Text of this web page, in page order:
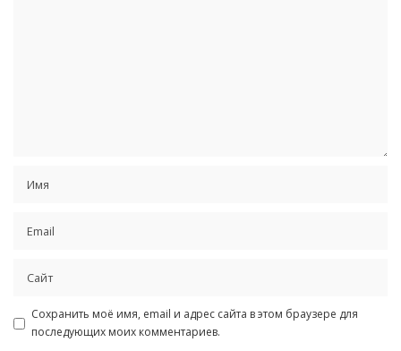
Сохранить моё имя, email и адрес сайта в этом браузере для
последующих моих комментариев.